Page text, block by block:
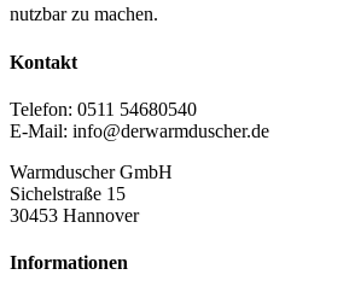
nutzbar zu machen.
Kontakt
Telefon: 0511 54680540
E-Mail: info@derwarmduscher.de
Warmduscher GmbH
Sichelstraße 15
30453 Hannover
Informationen